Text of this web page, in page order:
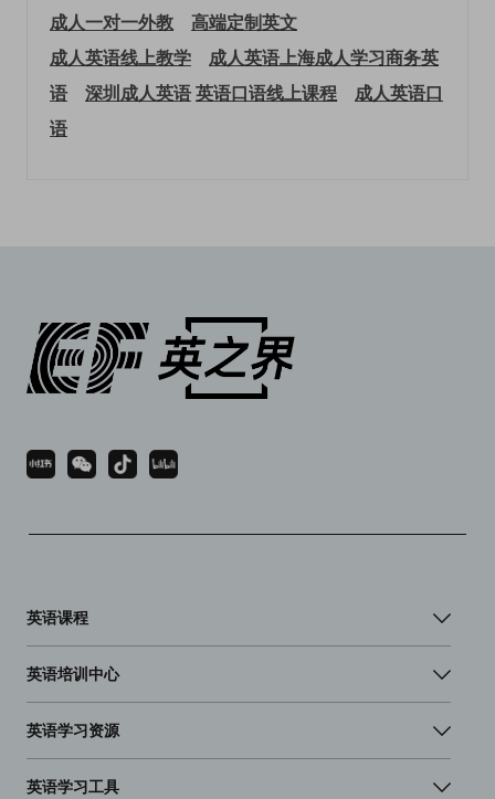
成人一对一外教
高端定制英文
成人英语线上教学
成人英语上海成人学习商务英
语
深圳成人英语英语口语线上课程
成人英语口
语
英语课程
英语培训中心
英语学习资源
英语学习工具